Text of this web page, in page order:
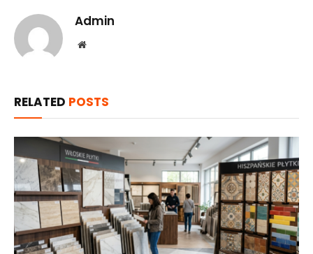
Admin
Website
RELATED POSTS